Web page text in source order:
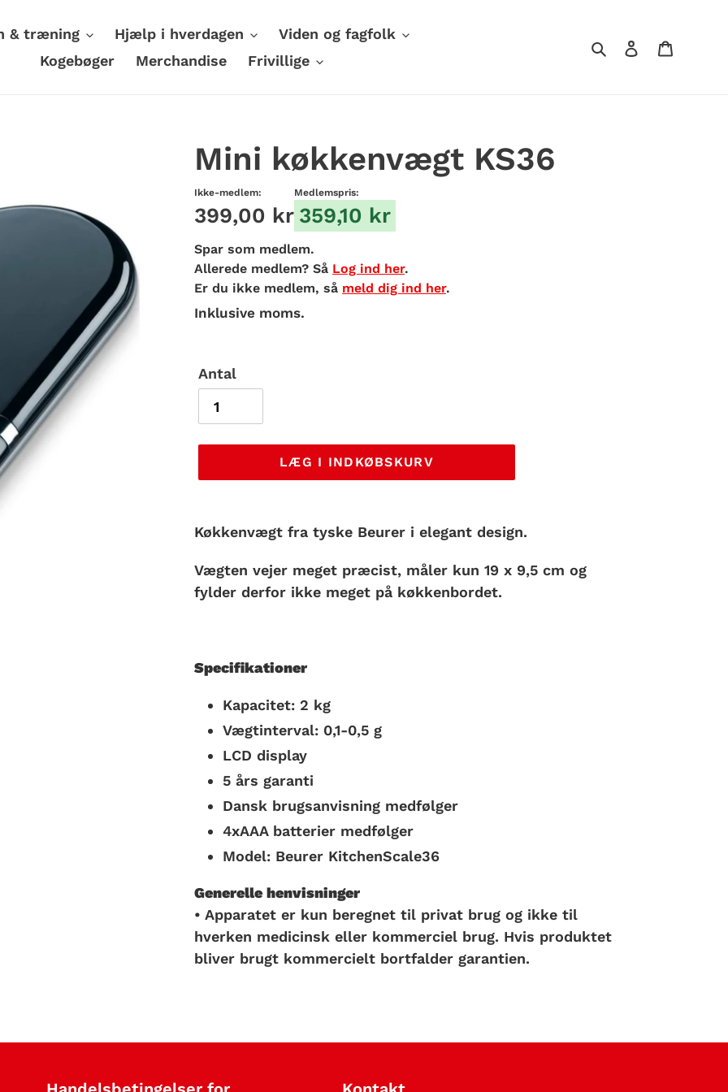
& træning Hjælp i hverdagen
Viden og fagfolk
Kogebøger
Merchandise Frivillige
Søg Log ind
Mini køkkenvægt KS36
Ikke-medlem:
399,00 kr
Medlemspris:
359,10 kr
Spar som medlem.
Allerede medlem? Så Log ind her.
Er du ikke medlem, så meld dig ind her.
Inklusive moms.
Antal
LÆG I INDKØBSKURV
produkt
din
indkøbskurv
Køkkenvægt fra tyske Beurer i elegant design.
Vægten vejer meget præcist, måler kun 19 x 9,5 cm og
fylder derfor ikke meget på køkkenbordet.
Specifikationer
Kapacitet: 2 kg
Vægtinterval: 0,1-0,5 g
LCD display
5 års garanti
Dansk brugsanvisning medfølger
4xAAA batterier medfølger
Model: Beurer KitchenScale36
Generelle henvisninger
• Apparatet er kun beregnet til privat brug og ikke til
hverken medicinsk eller kommerciel brug. Hvis produktet
bliver brugt kommercielt bortfalder garantien.